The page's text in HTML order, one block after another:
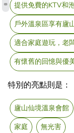
提供免費的KTV和
戶外溫泉區享有廬
適合家庭遊玩，老
有懷舊的回憶與優
特別的亮點則是：
廬山仙境溫泉會館
家庭
無光害